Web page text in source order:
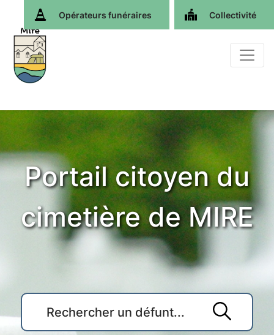
Opérateurs funéraires Collectivité
Portail citoyen du
cimetière de MIRE